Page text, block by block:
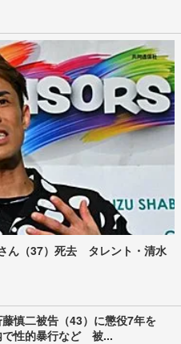
ん（37）死去 タレント・清水
慎二被告（43）に懲役7年を
性的暴行など 被...